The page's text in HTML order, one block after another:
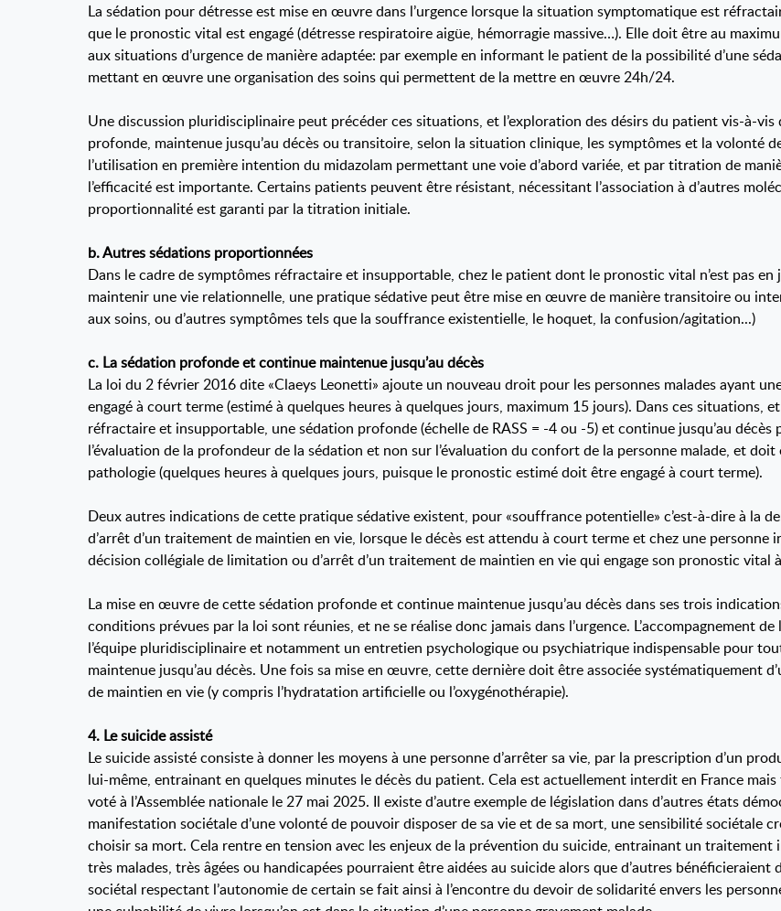
La sédation pour détresse est mise en œuvre dans l’urgence lorsque la situation symptomatique est
que le pronostic vital est engagé (détresse respiratoire aigüe, hémorragie massive…). Elle doit être au
aux situations d’urgence de manière adaptée: par exemple en informant le patient de la possibilité d’une
mettant en œuvre une organisation des soins qui permettent de la mettre en œuvre 24h/24.
Une discussion pluridisciplinaire peut précéder ces situations, et l’exploration des désirs du patient vis-à-
profonde, maintenue jusqu’au décès ou transitoire, selon la situation clinique, les symptômes et la volonté
l’utilisation en première intention du midazolam permettant une voie d’abord variée, et par titration de
l’efficacité est importante. Certains patients peuvent être résistant, nécessitant l’association à d’autres
proportionnalité est garanti par la titration initiale.
b. Autres sédations proportionnées
Dans le cadre de symptômes réfractaire et insupportable, chez le patient dont le pronostic vital n’est pas
maintenir une vie relationnelle, une pratique sédative peut être mise en œuvre de manière transitoire ou
aux soins, ou d’autres symptômes tels que la souffrance existentielle, le hoquet, la confusion/agitation...)
c. La sédation profonde et continue maintenue jusqu’au décès
La loi du 2 février 2016 dite «Claeys Leonetti» ajoute un nouveau droit pour les personnes malades ayant
engagé à court terme (estimé à quelques heures à quelques jours, maximum 15 jours). Dans ces situations,
réfractaire et insupportable, une sédation profonde (échelle de RASS = -4 ou -5) et continue jusqu’au
l’évaluation de la profondeur de la sédation et non sur l’évaluation du confort de la personne malade, et
pathologie (quelques heures à quelques jours, puisque le pronostic estimé doit être engagé à court terme).
Deux autres indications de cette pratique sédative existent, pour «souffrance potentielle» c’est-à-dire à la
d’arrêt d’un traitement de maintien en vie, lorsque le décès est attendu à court terme et chez une personne
décision collégiale de limitation ou d’arrêt d’un traitement de maintien en vie qui engage son pronostic vital
La mise en œuvre de cette sédation profonde et continue maintenue jusqu’au décès dans ses trois
conditions prévues par la loi sont réunies, et ne se réalise donc jamais dans l’urgence. L’accompagnement
l’équipe pluridisciplinaire et notamment un entretien psychologique ou psychiatrique indispensable pour
maintenue jusqu’au décès. Une fois sa mise en œuvre, cette dernière doit être associée systématiquement
de maintien en vie (y compris l’hydratation artificielle ou l’oxygénothérapie).
4. Le suicide assisté
Le suicide assisté consiste à donner les moyens à une personne d’arrêter sa vie, par la prescription d’un
lui-même, entrainant en quelques minutes le décès du patient. Cela est actuellement interdit en France
voté à l’Assemblée nationale le 27 mai 2025. Il existe d’autre exemple de législation dans d’autres états
manifestation sociétale d’une volonté de pouvoir disposer de sa vie et de sa mort, une sensibilité sociétale
choisir sa mort. Cela rentre en tension avec les enjeux de la prévention du suicide, entrainant un traitement
très malades, très âgées ou handicapées pourraient être aidées au suicide alors que d’autres
sociétal respectant l’autonomie de certain se fait ainsi à l’encontre du devoir de solidarité envers les